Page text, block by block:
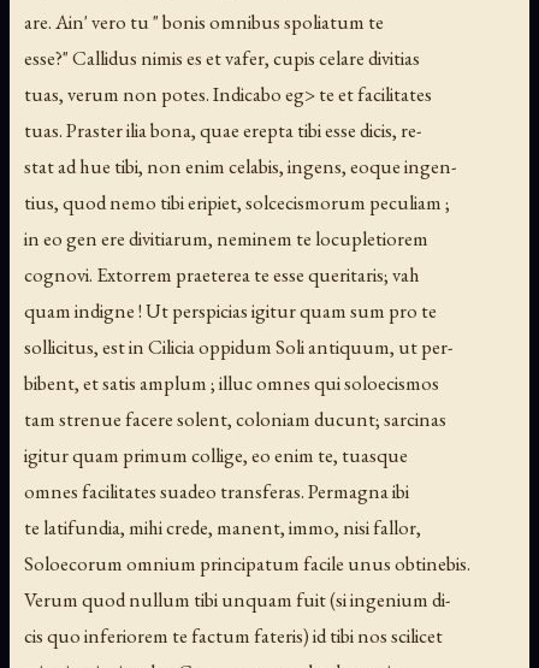
are. Ain' vero tu " bonis omnibus spoliatum te
esse?" Callidus nimis es et vafer, cupis celare divitias
tuas, verum non potes. Indicabo eg> te et facilitates
tuas. Praster ilia bona, quae erepta tibi esse dicis, re-
stat ad hue tibi, non enim celabis, ingens, eoque ingen-
tius, quod nemo tibi eripiet, solcecismorum peculiam ;
in eo gen ere divitiarum, neminem te locupletiorem
cognovi. Extorrem praeterea te esse queritaris; vah
quam indigne ! Ut perspicias igitur quam sum pro te
sollicitus, est in Cilicia oppidum Soli antiquum, ut per-
bibent, et satis amplum ; illuc omnes qui soloecismos
tam strenue facere solent, coloniam ducunt; sarcinas
igitur quam primum collige, eo enim te, tuasque
omnes facilitates suadeo transferas. Permagna ibi
te latifundia, mihi crede, manent, immo, nisi fallor,
Soloecorum omnium principatum facile unus obtinebis.
Verum quod nullum tibi unquam fuit (si ingenium di-
cis quo inferiorem te factum fateris) id tibi nos scilicet